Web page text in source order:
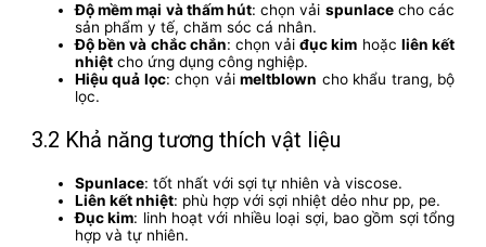
Độ mềm mại và thấm hút: chọn vải spunlacecho các
sản phẩm y tế, chăm sóc cá nhân.
Độ bền và chắc chắn: chọn vảiđục kim hoặc liên kết
nhiệt cho ứng dụng công nghiệp.
Hiệu quả lọc: chọn vảimeltblown cho khẩu trang, bộ
lọc.
3.2 Khả năng tương thích vật liệu
Spunlace: tốt nhất với sợi tự nhiên và viscose.
Liên kết nhiệt: phù hợp với sợi nhiệt dẻo như pp, pe.
Đục kim: linh hoạt với nhiều loại sợi, bao gồm sợi tổng
hợp và tự nhiên.